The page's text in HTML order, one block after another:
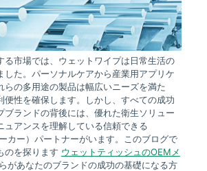
る市場では、ウェットワイプは日常生活の
した。パーソナルケアから産業用アプリケ
らの多用途の製品は幅広いニーズを満た
便性を確保します。しかし、すべての成功
ブランドの背後には、優れた衛生ソリュー
ュアンスを理解している信頼できる
カー）パートナーがいます。このブログで
のを探ります ウェットティッシュのOEMメ
があなたのブランドの成功の基礎になる方